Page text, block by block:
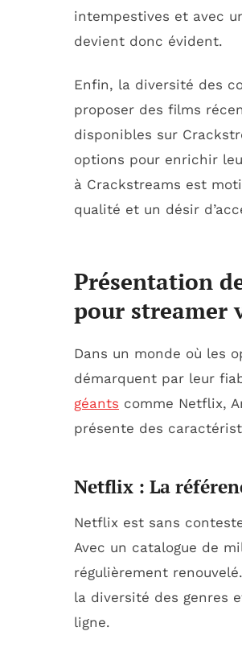
intempestives et avec
devient donc évident.
Enfin, la diversité des
proposer des films
disponibles sur
options pour enrichir
à Crackstreams est
qualité et un désir
Présentation
pour streamer
Dans un monde où les
démarquent par leur
géants comme Netflix,
présente des
Netflix : La
Netflix est sans
Avec un catalogue de
régulièrement
la diversité des genres
ligne.